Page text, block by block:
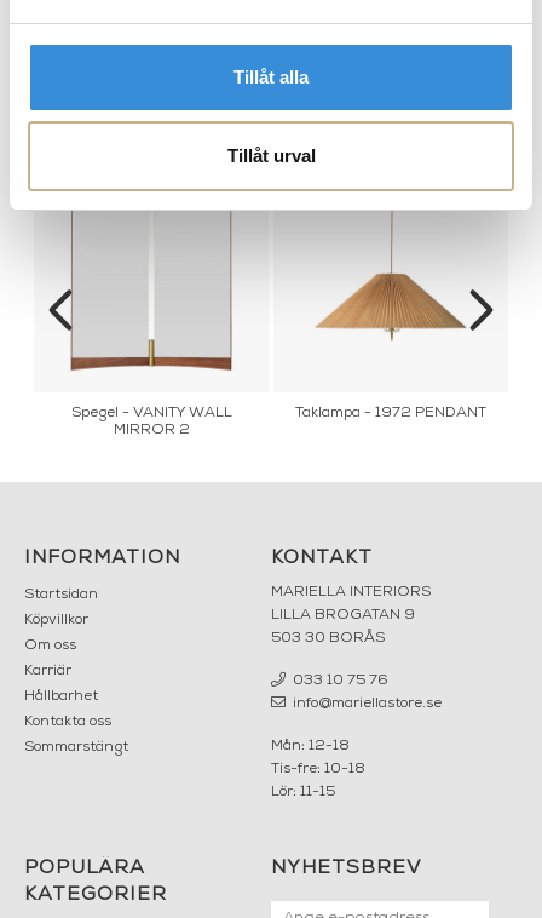
Tillåt alla
Tillåt urval
Spegel - VANITY WALL
MIRROR 2
Taklampa - 1972 PENDANT
INFORMATION
Startsidan
Köpvillkor
Om oss
Karriär
Hållbarhet
Kontakta oss
Sommarstängt
KONTAKT
MARIELLA INTERIORS
LILLA BROGATAN 9
503 30 BORÅS
033 10 75 76
info@mariellastore.se
Mån: 12-18
Tis-fre: 10-18
Lör: 11-15
POPULÄRA
KATEGORIER
NYHETSBREV